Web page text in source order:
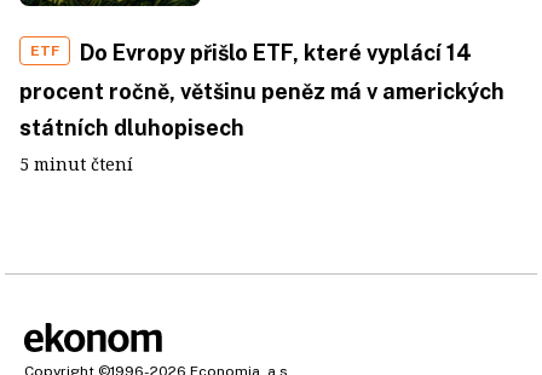
ETF
Do Evropy přišlo ETF, které vyplácí 14
procent ročně, většinu peněz má v amerických
státních dluhopisech
5 minut čtení
Copyright ©1996-2026 Economia, a.s.